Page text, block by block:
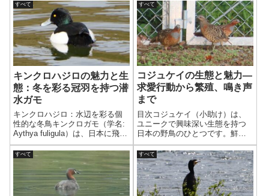
すべて
キンクロハジロの魅力と生
態：冬を彩る冠羽を持つ潜
水ガモ
キンクロハジロ：水辺を彩る個
性的な冬鳥キンクロガモ（学名:
Aythya fuligula）は、日本に飛来
する冬鳥の一種で、美しい羽毛
と特徴的な姿が観察者を魅了し
ます。そのユニークな冠羽（と
さか）と白黒のコントラストが
目を引き、湖沼や川辺で...
すべて
コジュケイの生態と魅力—
求愛行動から繁殖、鳴き声
まで
目次コジュケイ（小助け）は、
ユニークで興味深い生態を持つ
日本の野鳥のひとつです。鮮や
かな色合いと目立つ鳴き声、特
徴的な生活様式など、多くの魅
力的な要素を持っています。以
下では、コジュケイの生態や特
徴、行動などについて詳しく解
説します。1. ...
すべて すべて